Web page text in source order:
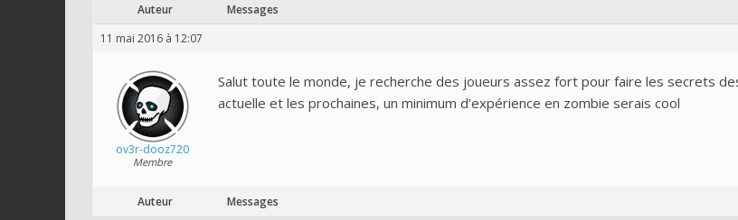
of
Auteur
Messages
11 mai 2016 à 12:07
ov3r-dooz720
Membre
Salut toute le monde, je recherche des joueurs assez fort pour faire les secrets
actuelle et les prochaines, un minimum d’expérience en zombie serais cool
Auteur Messages